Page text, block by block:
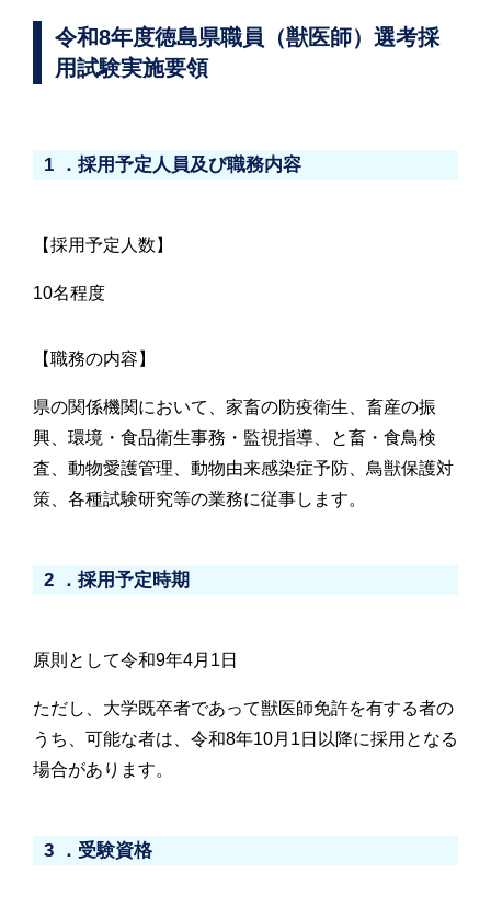
令和8年度徳島県職員（獣医師）選考採
用試験実施要領
1 ．採用予定人員及び職務内容
【採用予定人数】
10名程度
【職務の内容】
県の関係機関において、家畜の防疫衛生、畜産の振
興、環境・食品衛生事務・監視指導、と畜・食鳥検
査、動物愛護管理、動物由来感染症予防、鳥獣保護対
策、各種試験研究等の業務に従事します。
2 ．採用予定時期
原則として令和9年4月1日
ただし、大学既卒者であって獣医師免許を有する者の
うち、可能な者は、令和8年10月1日以降に採用となる
場合があります。
3 ．受験資格